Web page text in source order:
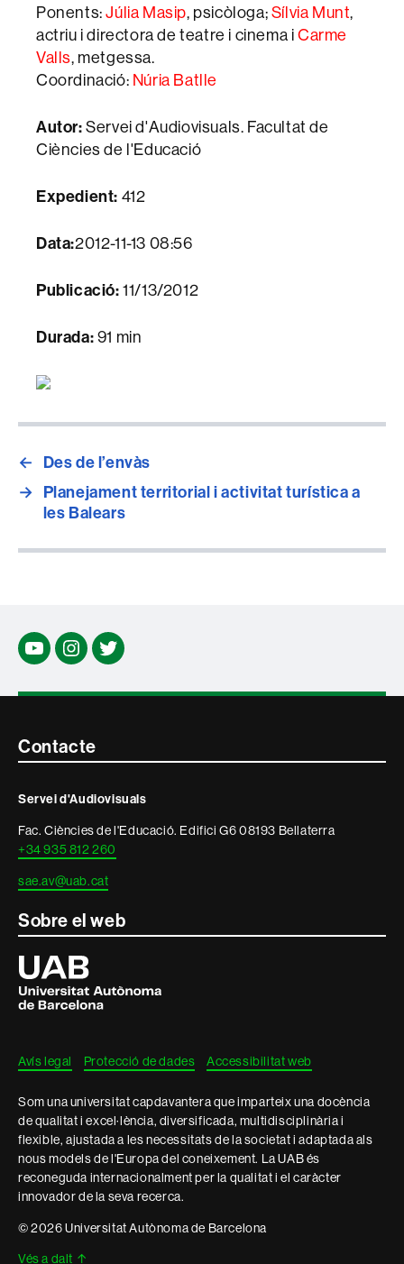
Ponents:Júlia Masip, psicòloga;Sílvia Munt,
actriu i directora de teatre i cinema iCarme
Valls, metgessa.
Coordinació: Núria Batlle
Autor:Servei d'Audiovisuals. Facultat de
Ciències de l'Educació
Expedient: 412
Data:2012-11-13 08:56
Publicació:11/13/2012
Durada:91 min
←
Des de l’envàs
→ Planejament territorial i activitat turística a
les Balears
Youtube
Instatwitter
Contacte
informació
legal
Contacte
Servei d'Audiovisuals
Fac. Ciències de l'Educació. Edifici G6 08193 Bellaterra
+34 935 812 260
sae.av@uab.cat
Sobre el web
Universitat
Autònoma
de
Barcelona
Avís legal Protecció de dades Accessibilitat web
Som una universitat capdavantera que imparteix una docència
de qualitat i excel·lència, diversificada, multidisciplinària i
flexible, ajustada a les necessitats de la societat i adaptada als
nous models de l'Europa del coneixement. La UAB és
reconeguda internacionalment per la qualitat i el caràcter
innovador de la seva recerca.
© 2026 Universitat Autònoma de Barcelona
Vés a dalt ↑